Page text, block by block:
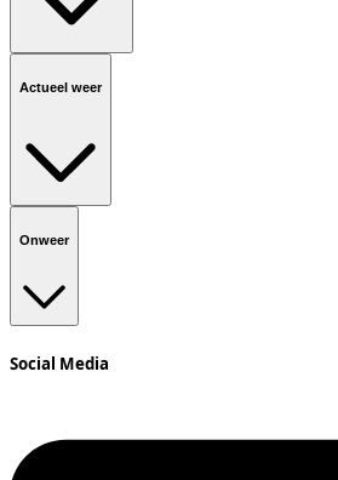
Actueel weer
Onweer
Social Media